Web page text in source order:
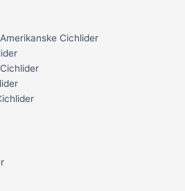
Cichlider